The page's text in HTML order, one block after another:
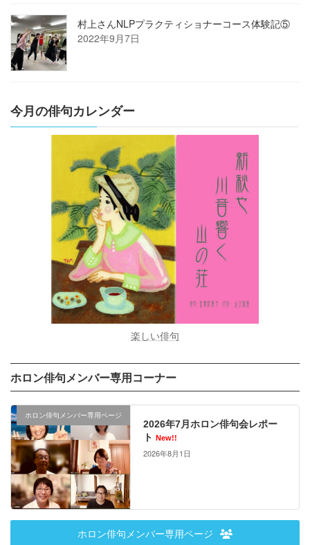
村上さんNLPプラクティショナーコース体験記⑤
2022年9月7日
今月の俳句カレンダー
楽しい俳句
ホロン俳句メンバー専用コーナー
ホロン俳句メンバー専用ページ
2026年7月ホロン俳句会レポー
ト New!!
2026年8月1日
ホロン俳句メンバー専用ページ